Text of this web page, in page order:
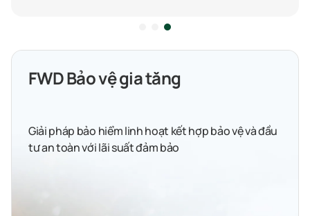
FWD Bảo vệ gia tăng
Giải pháp bảo hiểm linh hoạt kết hợp bảo vệ và đầu
tư an toàn với lãi suất đảm bảo